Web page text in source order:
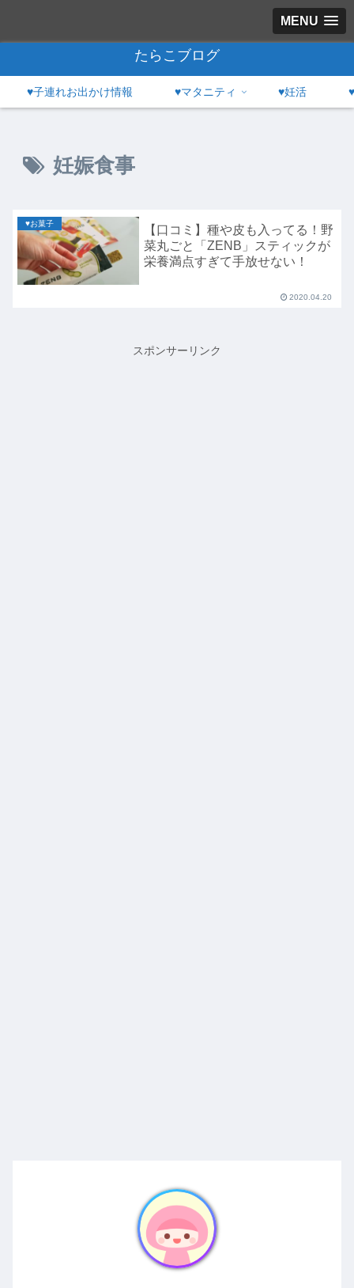
MENU
たらこブログ
♥子連れお出かけ情報 ♥マタニティ ♥妊活
妊娠食事
♥お菓子
【口コミ】種や皮も入ってる！野
菜丸ごと「ZENB」スティックが
栄養満点すぎて手放せない！
2020.04.20
スポンサーリンク